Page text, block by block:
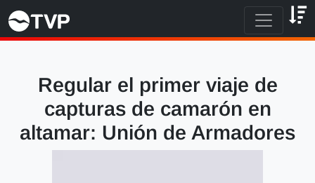
Regular el primer viaje de
capturas de camarón en
altamar: Unión de Armadores